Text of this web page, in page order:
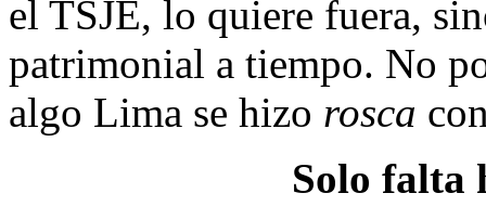
el TSJE, lo quiere fuera,
patrimonial a tiempo. No
algo Lima se hizo rosca
Solo falta